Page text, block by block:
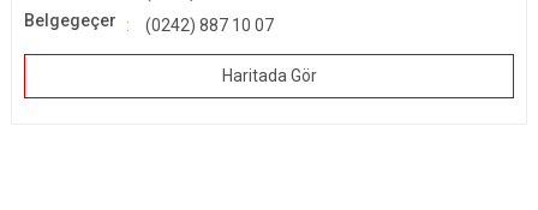
Belgegeçer
(0242) 887 10 07
Haritada Gör